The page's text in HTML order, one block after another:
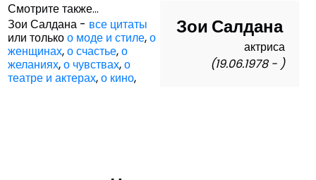
Зои Салдана
актриса
(19.06.1978 - )
Смотрите также...
Зои Салдана - все цитаты
или толькоо моде и стиле,о
женщинах,о счастье,о
желаниях,о чувствах,о
театре и актерах,о кино,